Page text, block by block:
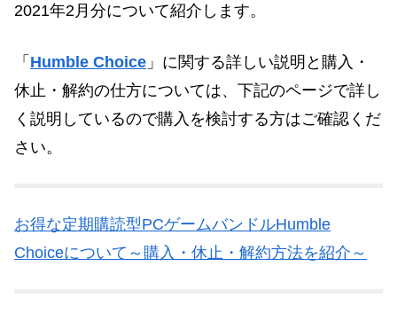
2021年2月分について紹介します。
「 Humble Choice 」に関する詳しい説明と購入・
休止・解約の仕方については、下記のページで詳し
く説明しているので購入を検討する方はご確認くだ
さい。
お得な定期購読型PCゲームバンドルHumble
Choiceについて～購入・休止・解約方法を紹介～